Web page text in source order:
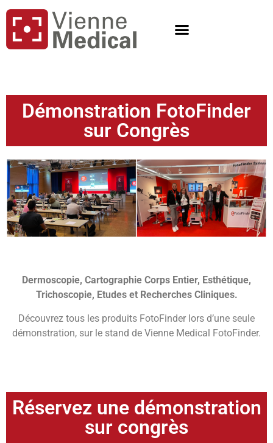
Démonstration FotoFinder
sur Congrès
Dermoscopie, Cartographie Corps Entier, Esthétique,
Trichoscopie, Etudes et Recherches Cliniques.
Découvrez tous les produits FotoFinder lors d’une seule
démonstration, sur le stand de Vienne Medical FotoFinder.
Réservez une démonstration
sur congrès